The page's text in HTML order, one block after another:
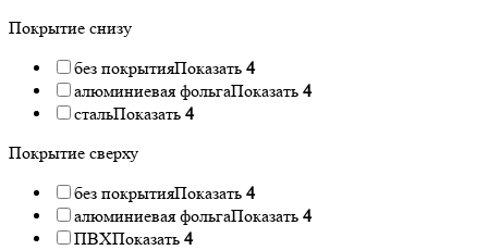
Покрытие снизу
без покрытияПоказать 4
алюминиевая фольгаПоказать 4
стальПоказать 4
Покрытие сверху
без покрытияПоказать 4
алюминиевая фольгаПоказать 4
ПВХПоказать 4